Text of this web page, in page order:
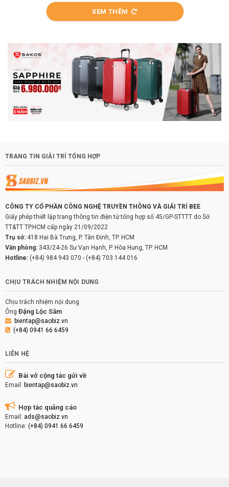
XEM THÊM
TRANG TIN GIẢI TRÍ TỔNG HỢP
CÔNG TY CỔ PHẦN CÔNG NGHỆ TRUYỀN THÔNG VÀ GIẢI TRÍ BEE
Giấy phép thiết lập trang thông tin điện tử tổng hợp số 45/GP-STTTT do Sở
TT&TT TP.HCM cấp ngày 21/09/2022
Trụ sở: 418 Hai Bà Trưng, P. Tân Định, TP. HCM
Văn phòng: 343/24-26 Sư Vạn Hạnh, P. Hòa Hưng, TP. HCM
Hotline: (+84) 984 943 070 - (+84) 703 144 016
CHỊU TRÁCH NHIỆM NỘI DUNG
Chịu trách nhiệm nội dung
Ông Đặng Lộc Sâm
bientap@saobiz.vn
(+84) 0941 66 6459
LIÊN HỆ
Bài vở cộng tác gửi về
Email: bientap@saobiz.vn
Hợp tác quảng cáo
Email: ads@saobiz.vn
Hotline: (+84) 0941 66 6459